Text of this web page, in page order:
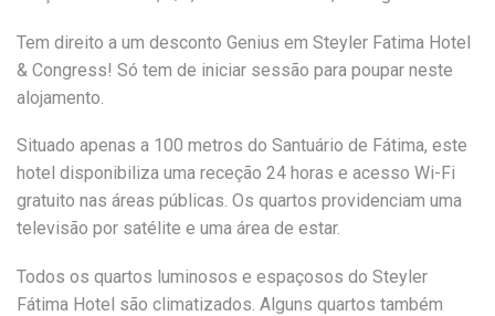
Tem direito a um desconto Genius em Steyler Fatima Hotel
& Congress! Só tem de iniciar sessão para poupar neste
alojamento.
Situado apenas a 100 metros do Santuário de Fátima, este
hotel disponibiliza uma receção 24 horas e acesso Wi-Fi
gratuito nas áreas públicas. Os quartos providenciam uma
televisão por satélite e uma área de estar.
Todos os quartos luminosos e espaçosos do Steyler
Fátima Hotel são climatizados. Alguns quartos também